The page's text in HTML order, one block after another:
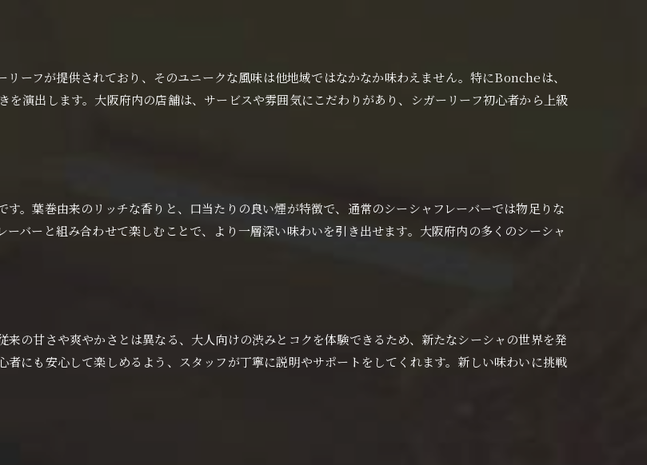
みのシーシャを見つける大阪府巡り
シーシャ巡りで見つけるお気に入りのフレーバー
ガーリーフで楽しむ自分だけの時間
阪府でシーシャの楽しみ方を深めよう
ーフが提供されており、そのユニークな風味は他地域ではなかなか味わえません。特にBoncheは、
演出します。大阪府内の店舗は、サービスや雰囲気にこだわりがあり、シガーリーフ初心者から上級
。葉巻由来のリッチな香りと、口当たりの良い煙が特徴で、通常のシーシャフレーバーでは物足りな
バーと組み合わせて楽しむことで、より一層深い味わいを引き出せます。大阪府内の多くのシーシャ
の甘さや爽やかさとは異なる、大人向けの渋みとコクを体験できるため、新たなシーシャの世界を発
にも安心して楽しめるよう、スタッフが丁寧に説明やサポートをしてくれます。新しい味わいに挑戦